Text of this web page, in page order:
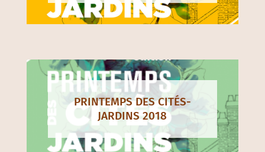
PRINTEMPS DES CITÉS-
JARDINS 2018